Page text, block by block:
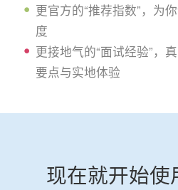
更官方的“推荐指数”，为
度
更接地气的“面试经验”，
要点与实地体验
现在就开始使